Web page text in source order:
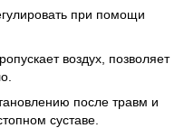
при помощи
воздух, позволяет
после травм и
суставе.